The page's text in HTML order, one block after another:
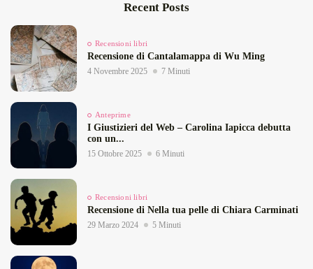
Recent Posts
Recensioni libri
Recensione di Cantalamappa di Wu Ming
4 Novembre 2025 7 Minuti
Anteprime
I Giustizieri del Web – Carolina Iapicca debutta
con un...
15 Ottobre 2025 6 Minuti
Recensioni libri
Recensione di Nella tua pelle di Chiara Carminati
29 Marzo 2024 5 Minuti